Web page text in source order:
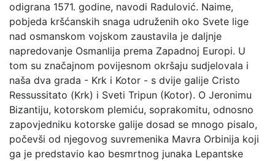
odigrana 1571. godine, navodi Radulović. Naime,
pobjeda kršćanskih snaga udruženih oko Svete lige
nad osmanskom vojskom zaustavila je daljnje
napredovanje Osmanlija prema Zapadnoj Europi. U
tom su značajnom povijesnom okršaju sudjelovala i
naša dva grada - Krk i Kotor - s dvije galije Cristo
Ressussitato (Krk) i Sveti Tripun (Kotor). O Jeronimu
Bizantiju, kotorskom plemiću, soprakomitu, odnosno
zapovjedniku kotorske galije dosad se mnogo pisalo,
počevši od njegovog suvremenika Mavra Orbinija koji
ga je predstavio kao besmrtnog junaka Lepantske